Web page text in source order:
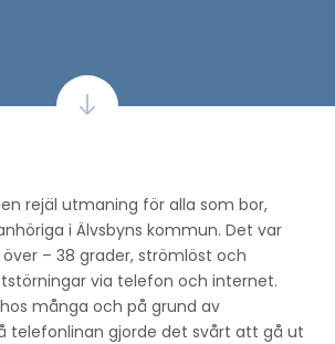
rejäl utmaning för alla som bor,
i Älvsbyns kommun. Det var
– 38 grader, strömlöst och
via telefon och internet.
många och på grund av
telefonlinan gjorde det svårt att gå ut